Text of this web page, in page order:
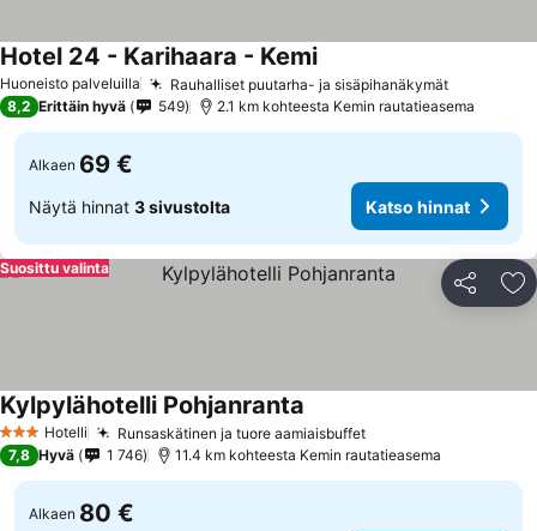
Huoneisto palveluilla Rauhalliset puutarha- ja sisäpihanäkymät
Hotel 24 - Karihaara - Kemi
8,2 Erittäin hyvä 549 2.1 km kohteesta Kemin rautatieasema
Alkaen 69 €
Näytä hinnat 3 sivustolta Katso hinnat
Jaa
Suosittu valinta
3 Tähtiluokitus
Hotelli Runsaskätinen ja tuore aamiaisbuffet
Kylpylähotelli Pohjanranta
7,8 Hyvä 1 746 11.4 km kohteesta Kemin rautatieasema
Alkaen 80 €